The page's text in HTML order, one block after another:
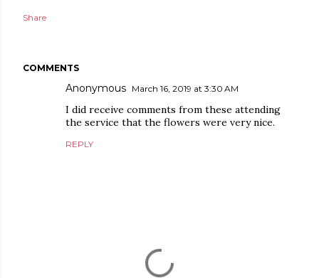
Share
COMMENTS
Anonymous March 16, 2019 at 3:30 AM
I did receive comments from these attending
the service that the flowers were very nice.
REPLY